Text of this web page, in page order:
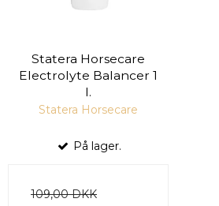
Statera Horsecare
Electrolyte Balancer 1
l.
Statera Horsecare
På lager.
109,00 DKK